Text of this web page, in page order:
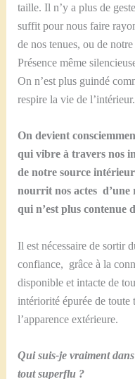
taille. Il n’y a plus de
suffit pour nous faire
de nos tenues, ou de
Présence même
On n’est plus guindé
respire la vie de l’intérieur.
On devient
qui vibre à travers nos
de notre source
nourrit nos actes d’une
qui n’est plus contenue
Il est nécessaire de sortir
confiance, grâce à la
disponible et intacte de
intériorité épurée de toute
l’apparence extérieure.
Qui suis-je vraiment
tout superflu ?